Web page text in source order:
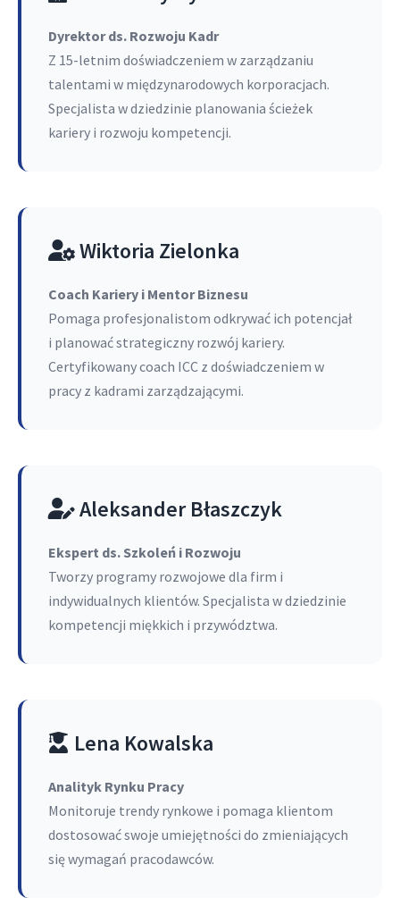
Dyrektor ds. Rozwoju Kadr
Z 15-letnim doświadczeniem w zarządzaniu
talentami w międzynarodowych korporacjach.
Specjalista w dziedzinie planowania ścieżek
kariery i rozwoju kompetencji.
Wiktoria Zielonka
Coach Kariery i Mentor Biznesu
Pomaga profesjonalistom odkrywać ich potencjał
i planować strategiczny rozwój kariery.
Certyfikowany coach ICC z doświadczeniem w
pracy z kadrami zarządzającymi.
Aleksander Błaszczyk
Ekspert ds. Szkoleń i Rozwoju
Tworzy programy rozwojowe dla firm i
indywidualnych klientów. Specjalista w dziedzinie
kompetencji miękkich i przywództwa.
Lena Kowalska
Analityk Rynku Pracy
Monitoruje trendy rynkowe i pomaga klientom
dostosować swoje umiejętności do zmieniających
się wymagań pracodawców.